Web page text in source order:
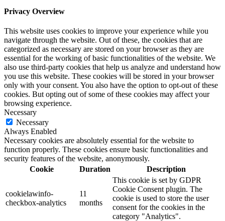
Privacy Overview
This website uses cookies to improve your experience while you
navigate through the website. Out of these, the cookies that are
categorized as necessary are stored on your browser as they are
essential for the working of basic functionalities of the website. We
also use third-party cookies that help us analyze and understand how
you use this website. These cookies will be stored in your browser
only with your consent. You also have the option to opt-out of these
cookies. But opting out of some of these cookies may affect your
browsing experience.
Necessary
Necessary
Always Enabled
Necessary cookies are absolutely essential for the website to
function properly. These cookies ensure basic functionalities and
security features of the website, anonymously.
Cookie
Duration Description
cookielawinfo-
checkbox-analytics
11
months
This cookie is set by GDPR
Cookie Consent plugin. The
cookie is used to store the user
consent for the cookies in the
category "Analytics".